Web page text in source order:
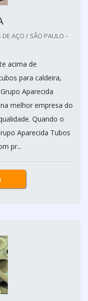
DE AÇO / SÃO PAULO -
acima de
para caldeira,
Aparecida
melhor empresa do
Quando o
Aparecida Tubos
pr...